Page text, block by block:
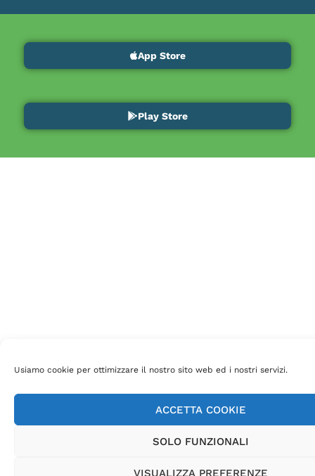
Usiamo cookie per ottimizzare il nostro sito web ed i nostri servizi.
ACCETTA COOKIE
SOLO FUNZIONALI
VISUALIZZA PREFERENZE
App Store
Play Store